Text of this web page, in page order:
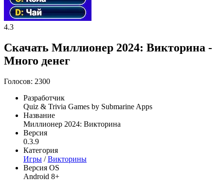
4.3
Скачать Миллионер 2024: Викторина -
Много денег
Голосов: 2300
Разработчик
Quiz & Trivia Games by Submarine Apps
Название
Миллионер 2024: Викторина
Версия
0.3.9
Категория
Игры /Викторины
Версия OS
Android 8+